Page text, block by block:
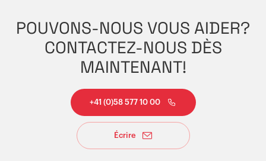
POUVONS-NOUS VOUS AIDER?
CONTACTEZ-NOUS DÈS
MAINTENANT!
+41 (0)58 577 10 00
Écrire